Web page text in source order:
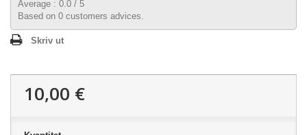
Average : 0.0 / 5
Based on 0 customers advices.
Skriv ut
10,00 €